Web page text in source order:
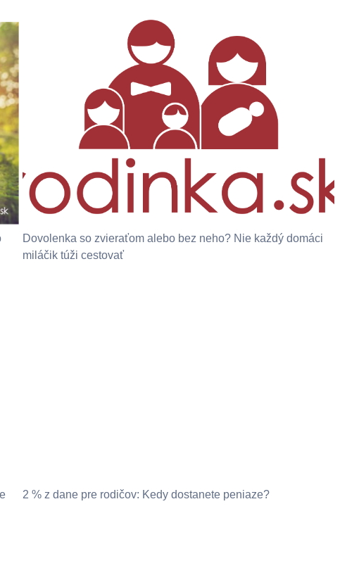
Dovolenka so zvieraťom alebo bez neho? Nie každý domáci
miláčik túži cestovať
2 % z dane pre rodičov: Kedy dostanete peniaze?